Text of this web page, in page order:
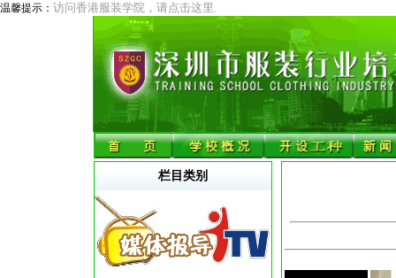
温馨提示： 访问香港服装学院，请点击这里.
栏目类别